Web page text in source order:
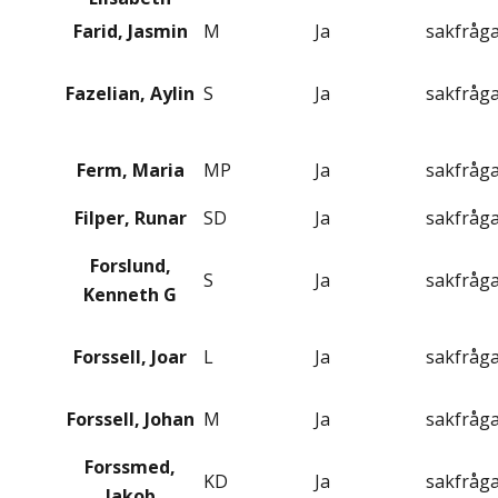
Farid, Jasmin
M Ja
Fazelian, Aylin S Ja
Ferm, Maria MP Ja
Filper, Runar
SD Ja
Forslund,
Kenneth G
S Ja
Forssell, Joar L Ja
Forssell, Johan M Ja
Forssmed,
KD Ja